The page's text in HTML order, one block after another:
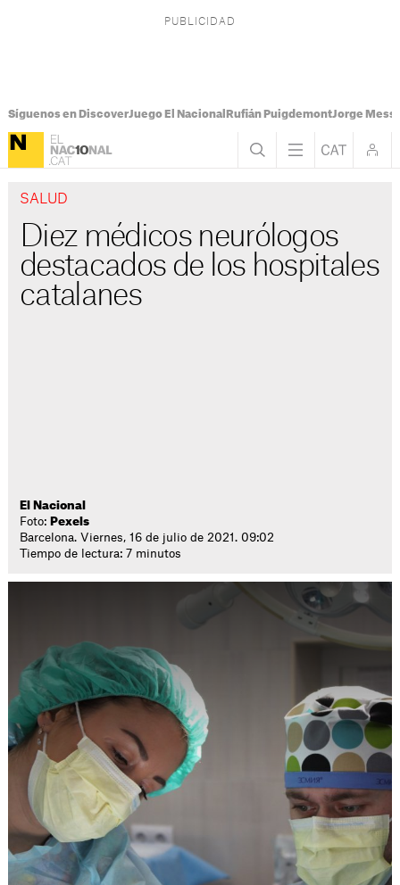
Síguenos en DiscoverJuego El Nacional Rufián PuigdemontJorge Messi
SALUD
Diez médicos neurólogos
destacados de los hospitales
catalanes
El Nacional
Foto: Pexels
Barcelona. Viernes, 16 de julio de 2021. 09:02
Tiempo de lectura: 7 minutos